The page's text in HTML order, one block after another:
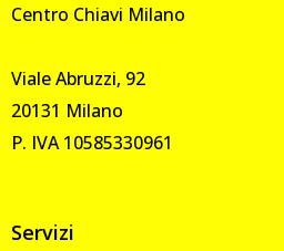
Centro Chiavi Milano
Viale Abruzzi, 92
20131 Milano
P. IVA 10585330961
Servizi